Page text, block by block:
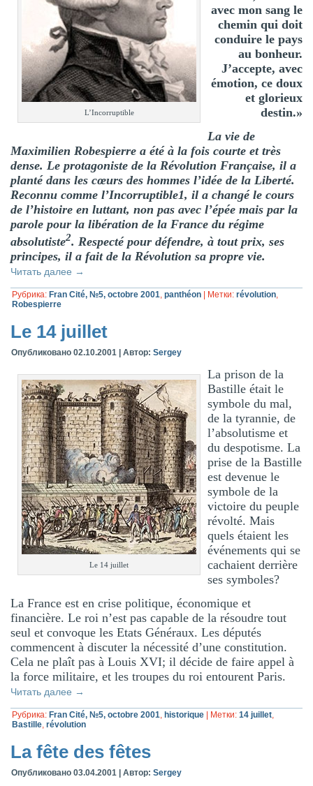
L’Incorruptible
avec mon sang le
chemin qui doit
conduire le pays
au bonheur.
J’accepte, avec
émotion, ce doux
et glorieux
destin.»
La vie de
Maximilien Robespierre a été à la fois courte et très
dense. Le protagoniste de la Révolution Française, il a
planté dans les cœurs des hommes l’idée de la Liberté.
Reconnu comme l’Incorruptible1, il a changé le cours
de l’histoire en luttant, non pas avec l’épée mais par la
parole pour la libération de la France du régime
absolutiste2. Respecté pour défendre, à tout prix, ses
principes, il a fait de la Révolution sa propre vie.
Читать далее →
Рубрика: Fran Cité, №5, octobre 2001,panthéon Метки: révolution,
Robespierre
Le 14 juillet
Опубликовано 02.10.2001 |Автор: Sergey
Le 14 juillet
La prison de la
Bastille était le
symbole du mal,
de la tyrannie, de
l’absolutisme et
du despotisme. La
prise de la Bastille
est devenue le
symbole de la
victoire du peuple
révolté. Mais
quels étaient les
événements qui se
cachaient derrière
ses symboles?
La France est en crise politique, économique et
financière. Le roi n’est pas capable de la résoudre tout
seul et convoque les Etats Généraux. Les députés
commencent à discuter la nécessité d’une constitution.
Cela ne plaît pas à Louis XVI; il décide de faire appel à
la force militaire, et les troupes du roi entourent Paris.
Читать далее →
Рубрика: Fran Cité, №5, octobre 2001, historique Метки: 14 juillet,
Bastille,révolution
La fête des fêtes
Опубликовано 03.04.2001 |Автор: Sergey